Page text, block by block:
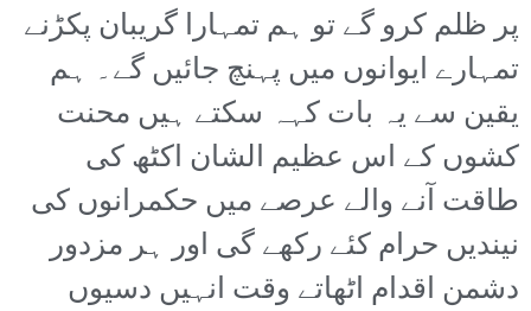
پر ظلم کرو گے تو ہم تمہارا گریبان پکڑنے
تمہارے ایوانوں میں پہنچ جائیں گے۔ ہم
یقین سے یہ بات کہہ سکتے ہیں محنت
کشوں کے اس عظیم الشان اکٹھ کی
طاقت آنے والے عرصے میں حکمرانوں کی
نیندیں حرام کئے رکھے گی اور ہر مزدور
دشمن اقدام اٹھاتے وقت انہیں دسیوں